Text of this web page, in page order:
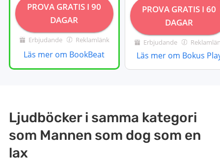
PROVA GRATIS I 90
DAGAR
Erbjudande Reklamlänk
Läs mer om BookBeat
PROVA GRATIS I 60
DAGAR
Erbjudande
Läs mer om Bokus
Ljudböcker i samma kategori
som Mannen som dog som en
lax